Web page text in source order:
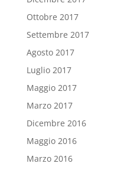
Ottobre 2017
Settembre 2017
Agosto 2017
Luglio 2017
Maggio 2017
Marzo 2017
Dicembre 2016
Maggio 2016
Marzo 2016